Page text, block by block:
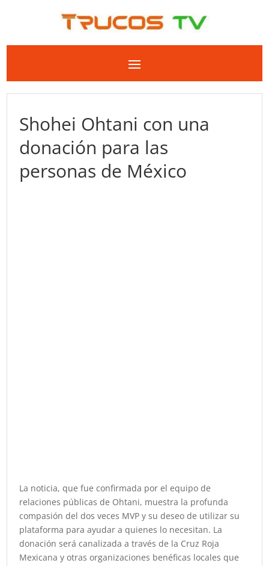
Shohei Ohtani con una
donación para las
personas de México
La noticia, que fue confirmada por el equipo de
relaciones públicas de Ohtani, muestra la profunda
compasión del dos veces MVP y su deseo de utilizar su
plataforma para ayudar a quienes lo necesitan. La
donación será canalizada a través de la Cruz Roja
Mexicana y otras organizaciones benéficas locales que